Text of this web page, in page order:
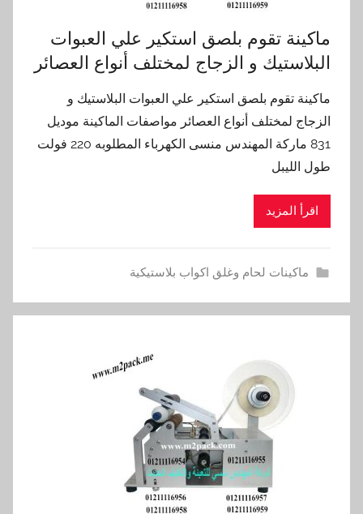
ماكينة تقوم بلصق استكير علي العبوات
البلاستيك و الزجاج لمختلف أنواع العصائر
ماكينة تقوم بلصق استكير علي العبوات البلاستيك و
الزجاج لمختلف أنواع العصائر مواصفات الماكينة موديل
831 ماركة المهندس منسى الكهرباء المطلوبه 220 فولت
طول الليبل
اقرأ المزيد
ماكينات لحام وغلق اكواب بلاستيكية